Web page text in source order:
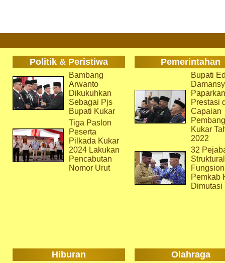
Politik & Peristiwa Pemerintahan
Bambang
Arwanto
Dikukuhkan
Sebagai Pjs
Bupati Kukar
Tiga Paslon
Peserta
Pilkada Kukar
2024 Lakukan
Pencabutan
Nomor Urut
Bupati
Paparkan
Prestasi
Capaian
Kukar
2022
32
Pemkab
Dimutasi
Hiburan Olahraga